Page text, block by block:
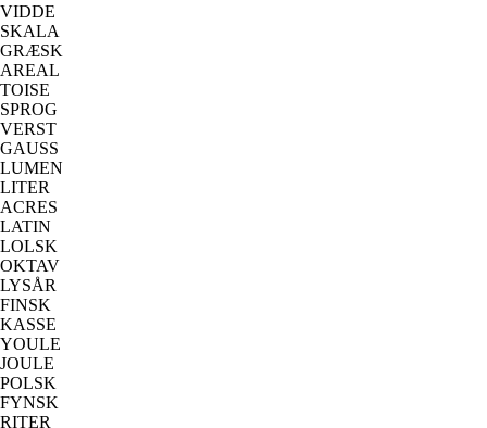
VIDDE
SKALA
GRÆSK
AREAL
TOISE
SPROG
VERST
GAUSS
LUMEN
LITER
ACRES
LATIN
LOLSK
OKTAV
LYSÅR
FINSK
KASSE
YOULE
JOULE
POLSK
FYNSK
RITER